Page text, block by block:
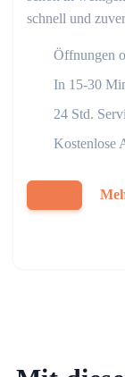
schnell und
Öffnungen
In 15-30
24 Std.
Kostenlose